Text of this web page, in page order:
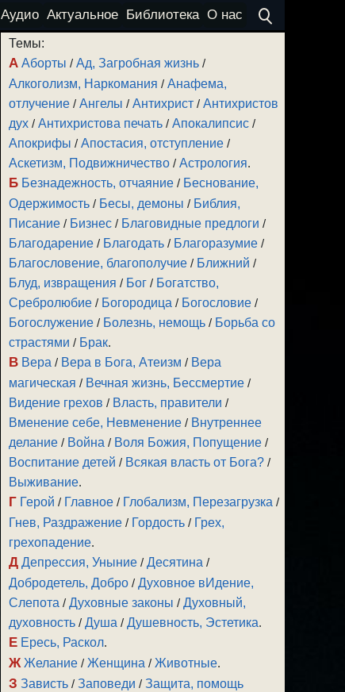
Аудио Актуальное Библиотека О нас
Темы:
А Аборты /Ад, Загробная жизнь /
Алкоголизм, Наркомания /Анафема,
отлучение /Ангелы /Антихрист /Антихристов
дух /Антихристова печать /Апокалипсис /
Апокрифы /Апостасия, отступление /
Аскетизм, Подвижничество /Астрология.
Б Безнадежность, отчаяние / Беснование,
Одержимость / Бесы, демоны / Библия,
Писание / Бизнес / Благовидные предлоги /
Благодарение / Благодать / Благоразумие /
Благословение, благополучие / Ближний /
Блуд, извращения / Бог / Богатство,
Сребролюбие / Богородица / Богословие /
Богослужение / Болезнь, немощь / Борьба со
страстями / Брак.
В Вера / Вера в Бога, Атеизм / Вера
магическая / Вечная жизнь, Бессмертие /
Видение грехов / Власть, правители /
Вменение себе, Невменение / Внутреннее
делание / Война / Воля Божия, Попущение /
Воспитание детей / Всякая власть от Бога? /
Выживание.
Г Герой / Главное / Глобализм, Перезагрузка /
Гнев, Раздражение / Гордость / Грех,
грехопадение.
Д Депрессия, Уныние /Десятина /
Добродетель, Добро /Духовное вИдение,
Слепота /Духовные законы /Духовный,
духовность /Душа /Душевность, Эстетика.
Е Ересь, Раскол.
Ж Желание /Женщина /Животные.
З Зависть /Заповеди /Защита, помощь